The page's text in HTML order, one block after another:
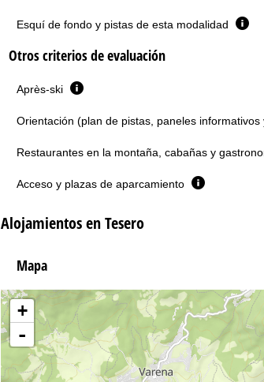
Esquí de fondo y pistas de esta modalidad
Otros criterios de evaluación
Après-ski
Orientación (plan de pistas, paneles informativos
Restaurantes en la montaña, cabañas y
Acceso y plazas de aparcamiento
Alojamientos en Tesero
Mapa
+
-